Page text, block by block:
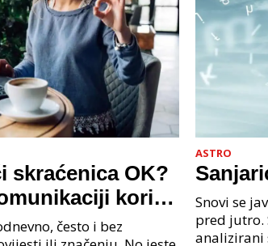
skraćenica OK?
koristi
često i bez
ASTRO
Snovi se
pred jutro.
analizirani